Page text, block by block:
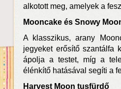
alkotott meg, amelyek a
Mooncake és Snowy
A klasszikus, arany
jegyeket erősítő szantálfa
ápolja a testet, míg a
élénkítő hatásával segíti a
Harvest Moon tusfürdő